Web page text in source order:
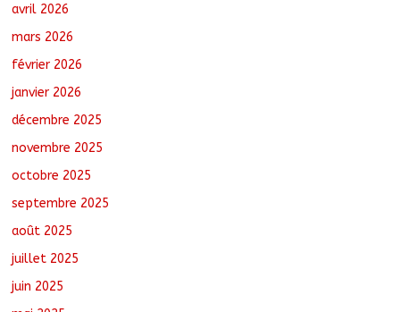
avril 2026
mars 2026
février 2026
janvier 2026
décembre 2025
novembre 2025
octobre 2025
septembre 2025
août 2025
juillet 2025
juin 2025